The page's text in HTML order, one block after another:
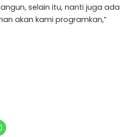
selain itu, nanti juga ada
akan kami programkan,”